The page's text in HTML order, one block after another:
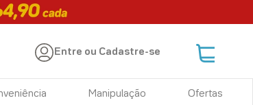
Entre ou Cadastre-se
Manipulação Ofertas